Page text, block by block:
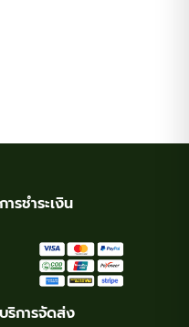
การชำระเงิน
บริการจัดส่ง